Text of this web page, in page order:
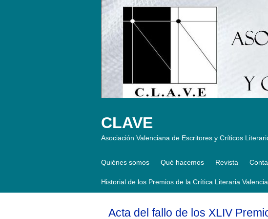
CLAVE
Asociación Valenciana de Escritores y Críticos
Quiénes somos Qué hacemos Revista
Historial de los Premios de la Crítica Literaria
Acta del fallo de los XLIV